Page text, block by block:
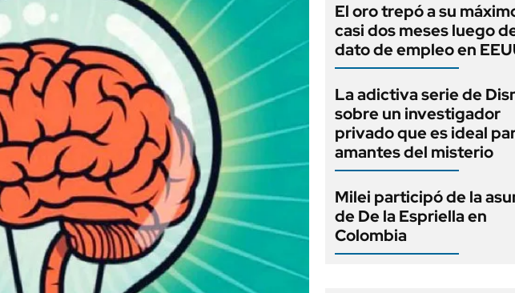
El oro trepó a su
casi dos meses luego
dato de empleo en
La adictiva serie de
sobre un investigador
privado que es ideal
amantes del misterio
Milei participó de la
de De la Espriella en
Colombia